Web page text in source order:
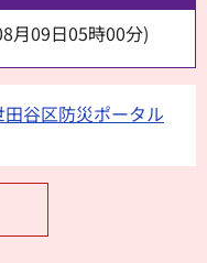
月09日05時00分)
田谷区防災ポータル